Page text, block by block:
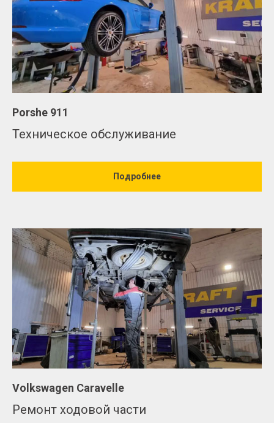
Porshe 911
Техническое обслуживание
Подробнее
Volkswagen Caravelle
Ремонт ходовой части